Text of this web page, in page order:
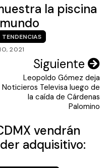
la piscina
TENDENCIAS
2021
Siguiente
Leopoldo Gómez deja
Noticieros Televisa luego de
la caída de Cárdenas
Palomino
vendrán
adquisitivo: